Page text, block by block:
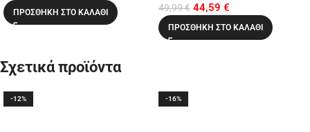
ΠΡΟΣΘΉΚΗ ΣΤΟ ΚΑΛΆΘΙ
COIL
49,99€ 44,59 €
ΠΡΟΣΘΉΚΗ ΣΤΟ ΚΑΛΆΘΙ
Σχετικά προϊόντα
-12% -16%